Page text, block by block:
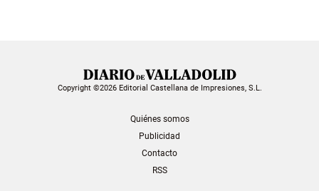
Copyright ©2026 Editorial Castellana de Impresiones, S.L.
Quiénes somos
Publicidad
Contacto
RSS